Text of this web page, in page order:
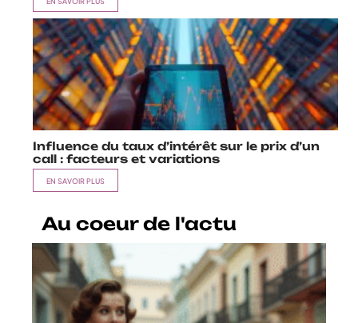
Influence du taux d’intérêt sur le prix d’un
call : facteurs et variations
EN SAVOIR PLUS
Au coeur de l'actu